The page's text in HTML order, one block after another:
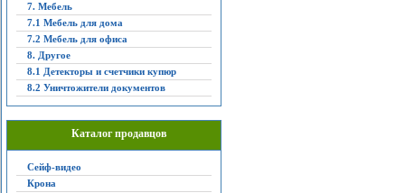
7. Мебель
7.1 Мебель для дома
7.2 Мебель для офиса
8. Другое
8.1 Детекторы и счетчики купюр
8.2 Уничтожители документов
Каталог продавцов
Сейф-видео
Крона